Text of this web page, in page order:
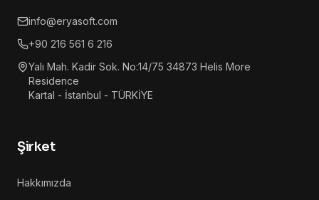
info@eryasoft.com
+90 216 561 6 216
Yalı Mah. Kadir Sok. No:14/75 34873 Helis More
Residence
Kartal - İstanbul - TÜRKİYE
Şirket
Hakkımızda